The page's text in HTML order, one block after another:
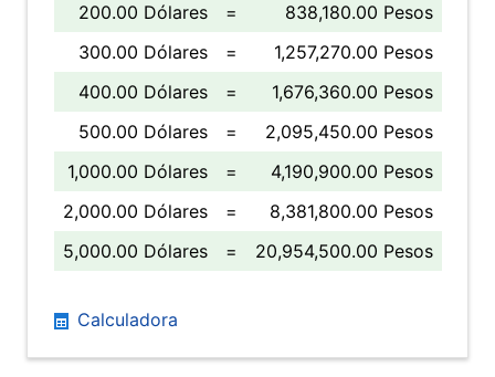
200.00 Dólares
=
838,180.00 Pesos
300.00 Dólares
=
1,257,270.00 Pesos
400.00 Dólares
=
1,676,360.00 Pesos
500.00 Dólares
=
2,095,450.00 Pesos
1,000.00 Dólares
=
4,190,900.00 Pesos
2,000.00 Dólares
=
8,381,800.00 Pesos
5,000.00 Dólares
= 20,954,500.00 Pesos
Calculadora